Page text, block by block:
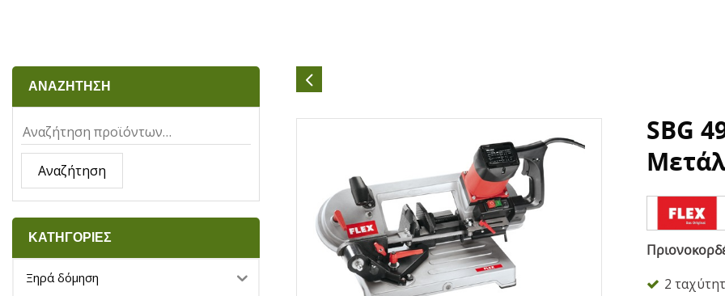
ΑΝΑΖΗΤΗΣΗ
Αναζήτηση
ΚΑΤΗΓΟΡΙΕΣ
Ξηρά δόμηση
SBG
2